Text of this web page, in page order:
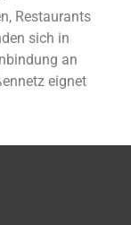
Restaurants
sich in
an
eignet